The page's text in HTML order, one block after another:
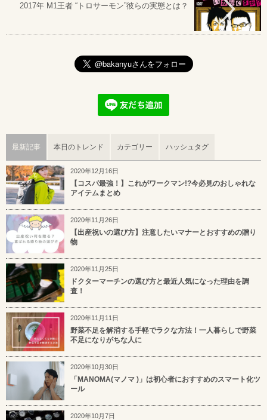
2017年 M1王者 “トロサーモン”彼らの実態とは？
最新記事 本日のトレンド カテゴリー ハッシュタグ
2020年12月16日
【コスパ最強！】これがワークマン!?今必見のおしゃれな
アイテムまとめ
2020年11月26日
【出産祝いの選び方】注意したいマナーとおすすめの贈り
物
2020年11月25日
ドクターマーチンの選び方と最近人気になった理由を調
査！
2020年11月11日
野菜不足を解消する手軽でラクな方法！一人暮らしで野菜
不足になりがちな人に
2020年10月30日
「MANOMA(マノマ )」は初心者におすすめのスマート化ツ
ール
2020年10月7日